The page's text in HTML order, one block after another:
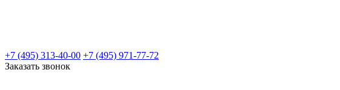
+7 (495) 313-40-00 +7 (495) 971-77-72
Заказать звонок